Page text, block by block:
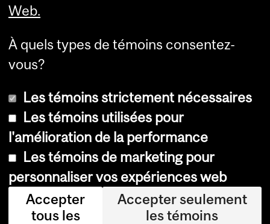
© Université McGill, 2026
Accessibilité
Avis sur les témoins
Paramètres des témoins
Web.
À quels types de témoins consentez-
vous?
Les témoins strictement nécessaires
Les témoins utilisées pour
l'amélioration de la performance
Les témoins de marketing pour
personnaliser vos expériences web
Accepter
tous les
Accepter seulement
les témoins